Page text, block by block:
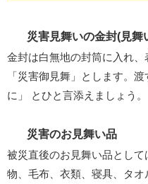
災害見舞いの金封(見舞
金封は白無地の封筒に入れ、
「災害御見舞」とします。
に」 とひと言添えましょう。
災害のお見舞い品
被災直後のお見舞い品とし
物、毛布、衣類、寝具、タ